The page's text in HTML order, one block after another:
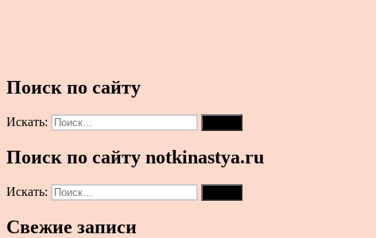
Поиск по сайту
Искать:
Поиск по сайту notkinastya.ru
Искать:
Свежие записи